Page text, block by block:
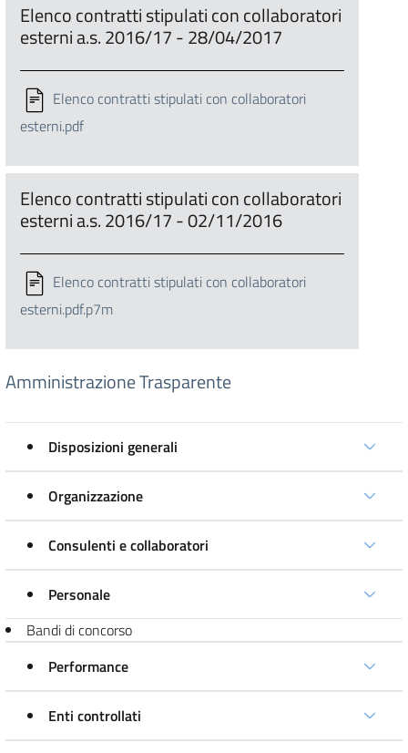
Elenco contratti stipulati con collaboratori
esterni a.s. 2016/17 - 28/04/2017
Elenco contratti stipulati con collaboratori
esterni.pdf
Elenco contratti stipulati con collaboratori
esterni a.s. 2016/17 - 02/11/2016
Elenco contratti stipulati con collaboratori
esterni.pdf.p7m
Amministrazione Trasparente
Disposizioni generali
Organizzazione
Consulenti e collaboratori
Personale
Bandi di concorso
Performance
Enti controllati